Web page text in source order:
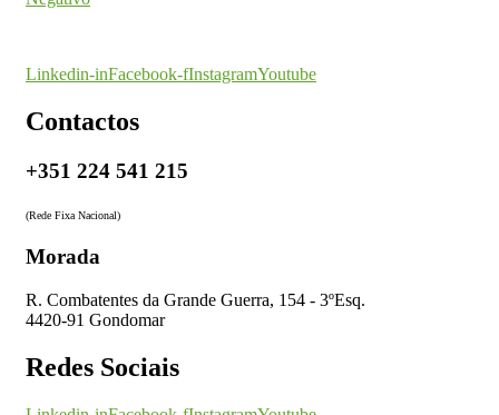
Linkedin-inFacebook-fInstagramYoutube
Contactos
+351 224 541 215
(Rede Fixa Nacional)
Morada
R. Combatentes da Grande Guerra, 154 - 3ºEsq.
4420-91 Gondomar
Redes Sociais